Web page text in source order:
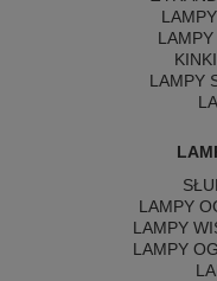
LAMPY
LAMPY
LAMPY
LAMPY